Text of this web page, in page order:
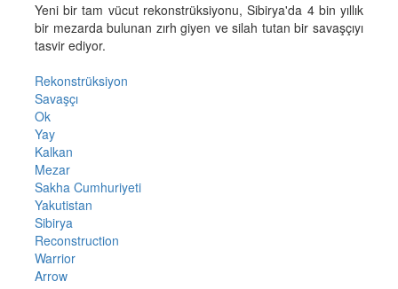
Yeni bir tam vücut rekonstrüksiyonu, Sibirya'da 4 bin yıllık
bir mezarda bulunan zırh giyen ve silah tutan bir savaşçıyı
tasvir ediyor.
Rekonstrüksiyon
Savaşçı
Ok
Yay
Kalkan
Mezar
Sakha Cumhuriyeti
Yakutistan
Sibirya
Reconstruction
Warrior
Arrow